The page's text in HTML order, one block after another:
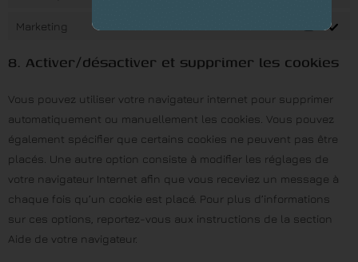
Marketing
8. Activer/désactiver et supprimer les cookies
Vous pouvez utiliser votre navigateur internet pour supprimer
automatiquement ou manuellement les cookies. Vous pouvez
également spécifier que certains cookies ne peuvent pas être
placés. Une autre option consiste à modifier les réglages de
votre navigateur Internet afin que vous receviez un message à
chaque fois qu’un cookie est placé. Pour plus d’informations
sur ces options, reportez-vous aux instructions de la section
Aide de votre navigateur.